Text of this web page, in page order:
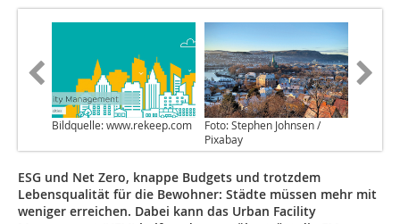
Bildquelle: www.rekeep.com
Foto: Stephen Johnsen /
Pixabay
ESG und Net Zero, knappe Budgets und trotzdem
Lebensqualität für die Bewohner: Städte müssen mehr mit
weniger erreichen. Dabei kann das Urban Facility